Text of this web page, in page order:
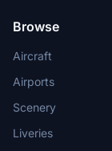
Browse
Aircraft
Airports
Scenery
Liveries